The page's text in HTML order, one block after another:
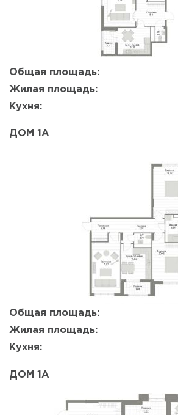
Общая площадь:
Жилая площадь:
Кухня:
Да, удалить Отмена
ДОМ 1А
Общая площадь:
Жилая площадь:
Кухня:
Да, удалить Отмена
ДОМ 1А